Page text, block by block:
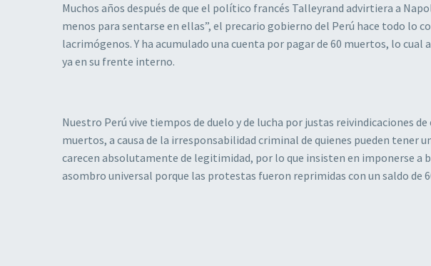
Muchos años después de que el político francés Talleyrand advirtiera a
menos para sentarse en ellas”, el precario gobierno del Perú hace todo lo
lacrimógenos. Y ha acumulado una cuenta por pagar de 60 muertos, lo
ya en su frente interno.
Nuestro Perú vive tiempos de duelo y de lucha por justas reivindicaciones
muertos, a causa de la irresponsabilidad criminal de quienes pueden tener
carecen absolutamente de legitimidad, por lo que insisten en imponerse a
asombro universal porque las protestas fueron reprimidas con un saldo de